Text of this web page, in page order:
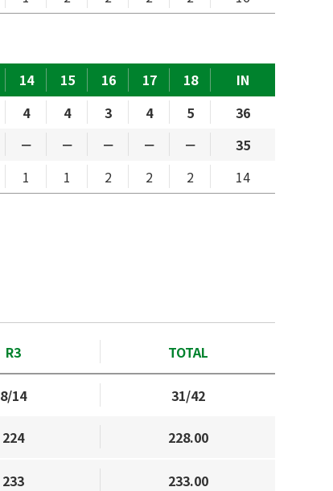
14 15 16 17 18
IN
4 4 3 4 5
36
－ － － － －
35
1 1 2 2 2 14
R3 TOTAL
8/14 31/42
224 228.00
233 233.00